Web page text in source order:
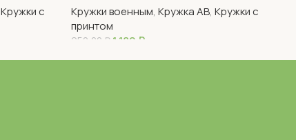
Кружки с
Кружки военным, Кружка АВ, Кружки с
принтом
950,00 ₽ 1 180 ₽
В Корзину